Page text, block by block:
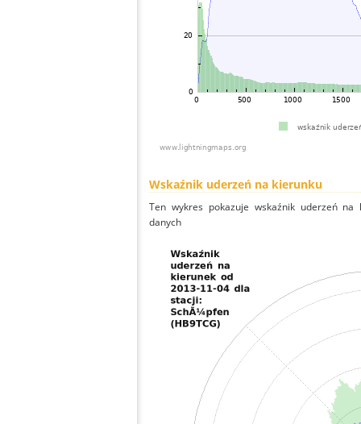
Wskaźnik uderzeń na kierunku
Ten wykres pokazuje wskaźnik uderzeń
danych